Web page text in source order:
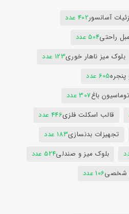
آسانسور402 عدد
راحتی504 عدد
بلوک میز ناهار خوری123 عدد
605 عدد
باغ307 عدد
قالب اسکلت فلزی446 عدد
تجهیزات بدنسازی183 عدد
بلوک میز و صندلی524 عدد
شخصی106 عدد